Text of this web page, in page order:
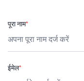
पूरा नाम*
ईमेल*